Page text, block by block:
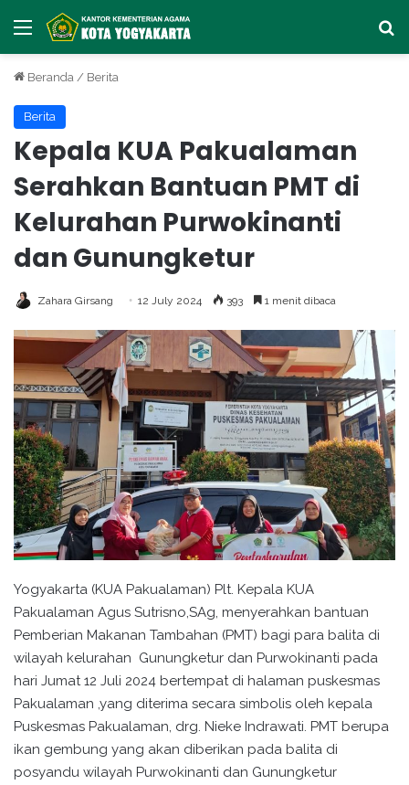
Menu
Beranda / Berita
Berita
Kepala KUA Pakualaman
Serahkan Bantuan PMT di
Kelurahan Purwokinanti
dan Gunungketur
Zahara Girsang 12 July 2024 393 1 menit dibaca
Yogyakarta (KUA Pakualaman) Plt. Kepala KUA
Pakualaman Agus Sutrisno,SAg, menyerahkan bantuan
Pemberian Makanan Tambahan (PMT) bagi para balita di
wilayah kelurahan Gunungketur dan Purwokinanti pada
hari Jumat 12 Juli 2024 bertempat di halaman puskesmas
Pakualaman ,yang diterima secara simbolis oleh kepala
Puskesmas Pakualaman, drg. Nieke Indrawati. PMT berupa
ikan gembung yang akan diberikan pada balita di
posyandu wilayah Purwokinanti dan Gunungketur